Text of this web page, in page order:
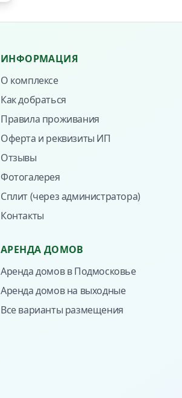
ИНФОРМАЦИЯ
О комплексе
Как добраться
Правила проживания
Оферта и реквизиты ИП
Отзывы
Фотогалерея
Сплит (через администратора)
Контакты
АРЕНДА ДОМОВ
Аренда домов в Подмосковье
Аренда домов на выходные
Все варианты размещения